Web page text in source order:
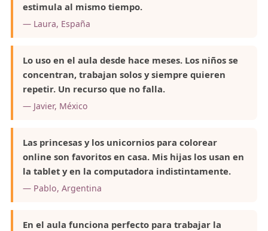
estimula al mismo tiempo.
— Laura, España
Lo uso en el aula desde hace meses. Los niños se
concentran, trabajan solos y siempre quieren
repetir. Un recurso que no falla.
— Javier, México
Las princesas y los unicornios para colorear
online son favoritos en casa. Mis hijas los usan en
la tablet y en la computadora indistintamente.
— Pablo, Argentina
En el aula funciona perfecto para trabajar la